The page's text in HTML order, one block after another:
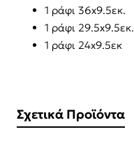
1 ράφι 36x9.5εκ.
1 ράφι 29.5x9.5εκ.
1 ράφι 24x9.5εκ
Σχετικά Προϊόντα